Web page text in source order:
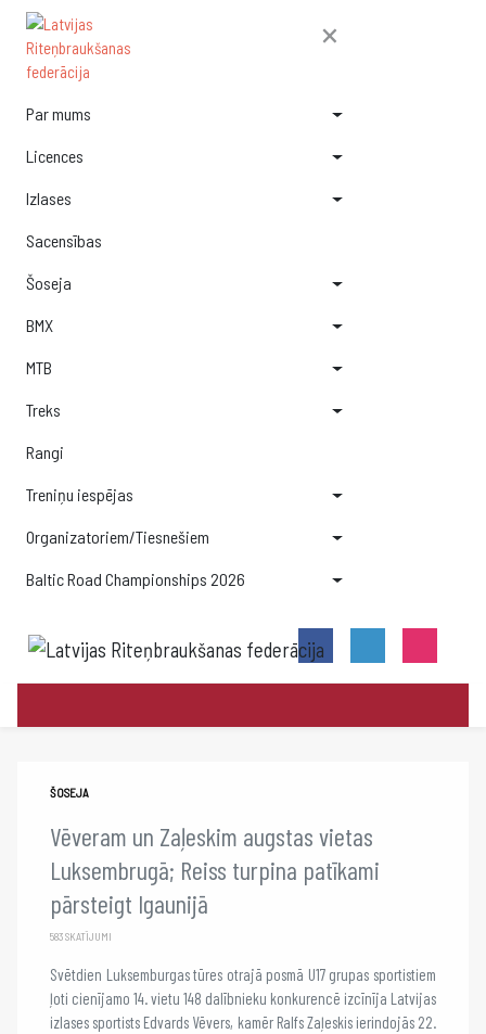
×
Par mums
Licences
Izlases
Sacensības
Šoseja
BMX
MTB
Treks
Rangi
Treniņu iespējas
Organizatoriem/Tiesnešiem
Baltic Road Championships 2026
ŠOSEJA
Vēveram un Zaļeskim augstas vietas
Luksembrugā; Reiss turpina patīkami
pārsteigt Igaunijā
583 SKATĪJUMI
Svētdien Luksemburgas tūres otrajā posmā U17 grupas sportistiem
ļoti cienījamo 14. vietu 148 dalībnieku konkurencē izcīnīja Latvijas
izlases sportists Edvards Vēvers, kamēr Ralfs Zaļeskis ierindojās 22.